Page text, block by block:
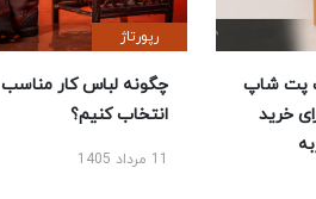
پت شاپ
خرید
رپورتاژ
چگونه لباس کار مناسب
انتخاب کنیم؟
11 مرداد 1405